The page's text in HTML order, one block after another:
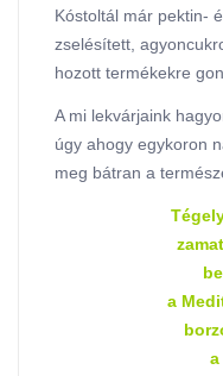
Kóstoltál már pektin-
zselésített,
hozott termékekre
A mi lekvárjaink
úgy ahogy egykoron
meg bátran a
a